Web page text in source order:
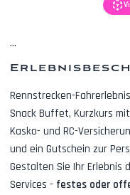
...
Rennstrecken-
Snack Buffet, Kurzkurs
Kasko- und RC-
und ein Gutschein zur
Gestalten Sie Ihr Erlebnis
Services - festes oder